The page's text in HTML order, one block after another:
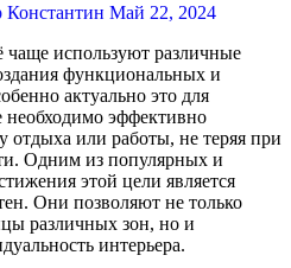
Константин Май 22, 2024
функциональных и
актуально это для
необходимо эффективно
отдыха или работы, не теряя при
Одним из популярных и
этой цели является
Они позволяют не только
различных зон, но и
интерьера.